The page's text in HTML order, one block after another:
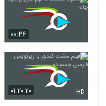
۰۰:۴۶
۰۱:۲۰:۲۰ HD